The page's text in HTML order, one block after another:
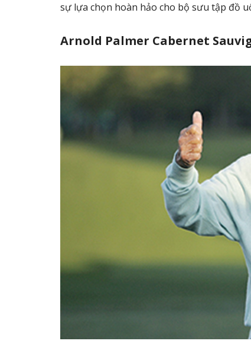
sự lựa chọn hoàn hảo cho bộ sưu tập đồ
Arnold Palmer Cabernet